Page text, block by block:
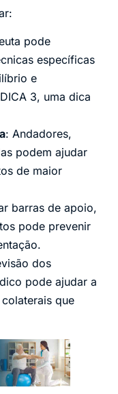
pode
específicas
e
3, uma dica
: Andadores,
podem ajudar
de maior
barras de apoio,
pode prevenir
dos
pode ajudar a
que